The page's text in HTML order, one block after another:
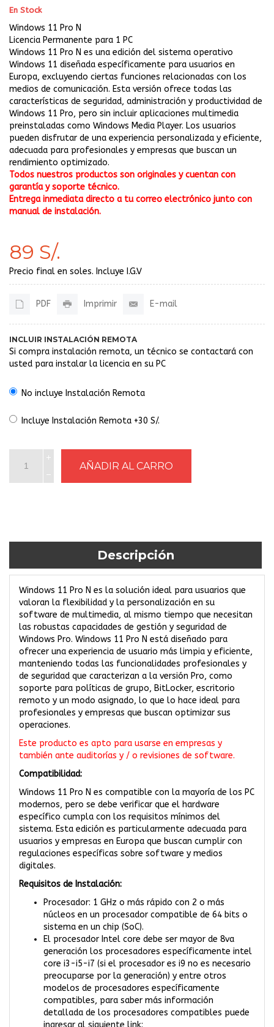
En Stock
Windows 11 Pro N
Licencia Permanente para 1 PC
Windows 11 Pro N es una edición del sistema operativo
Windows 11 diseñada específicamente para usuarios en
Europa, excluyendo ciertas funciones relacionadas con los
medios de comunicación. Esta versión ofrece todas las
características de seguridad, administración y productividad de
Windows 11 Pro, pero sin incluir aplicaciones multimedia
preinstaladas como Windows Media Player. Los usuarios
pueden disfrutar de una experiencia personalizada y eficiente,
adecuada para profesionales y empresas que buscan un
rendimiento optimizado.
Todos nuestros productos son originales y cuentan con
garantía y soporte técnico.
Entrega inmediata directo a tu correo electrónico junto con
manual de instalación.
89 S/.
Precio final en soles. Incluye I.G.V
PDF Imprimir E-mail
INCLUIR INSTALACIÓN REMOTA
Si compra instalación remota, un técnico se contactará con
usted para instalar la licencia en su PC
No incluye Instalación Remota
Incluye Instalación Remota +30 S/.
Descripción
Windows 11 Pro N es la solución ideal para usuarios que
valoran la flexibilidad y la personalización en su
software de multimedia, al mismo tiempo que necesitan
las robustas capacidades de gestión y seguridad de
Windows Pro. Windows 11 Pro N está diseñado para
ofrecer una experiencia de usuario más limpia y eficiente,
manteniendo todas las funcionalidades profesionales y
de seguridad que caracterizan a la versión Pro, como
soporte para políticas de grupo, BitLocker, escritorio
remoto y un modo asignado, lo que lo hace ideal para
profesionales y empresas que buscan optimizar sus
operaciones.
Este producto es apto para usarse en empresas y
también ante auditorías y / o revisiones de software.
Compatibilidad:
Windows 11 Pro N es compatible con la mayoría de los PC
modernos, pero se debe verificar que el hardware
específico cumpla con los requisitos mínimos del
sistema. Esta edición es particularmente adecuada para
usuarios y empresas en Europa que buscan cumplir con
regulaciones específicas sobre software y medios
digitales.
Requisitos de Instalación:
Procesador: 1 GHz o más rápido con 2 o más
núcleos en un procesador compatible de 64 bits o
sistema en un chip (SoC).
El procesador Intel core debe ser mayor de 8va
generación los procesadores específicamente intel
core i3-i5-i7 (si el procesador es i9 no es necesario
preocuparse por la generación) y entre otros
modelos de procesadores específicamente
compatibles, para saber más información
detallada de los procesadores compatibles puede
ingresar al siguiente link: